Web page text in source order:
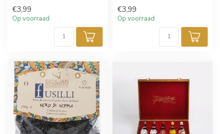
€3,99
Op voorraad
€3,99
Op voorraad